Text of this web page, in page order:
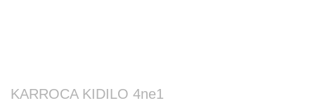
KARROCA KIDILO 4ne1